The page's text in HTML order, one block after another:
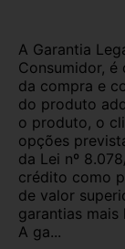
A Garantia
Consumidor,
da compra e
do produto
o produto, o
opções
da Lei nº
crédito como
de valor
garantias mais
A ga...